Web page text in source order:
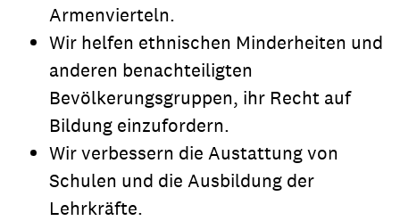
Armenvierteln.
Wir helfen ethnischen Minderheiten und
anderen benachteiligten
Bevölkerungsgruppen, ihr Recht auf
Bildung einzufordern.
Wir verbessern die Austattung von
Schulen und die Ausbildung der
Lehrkräfte.